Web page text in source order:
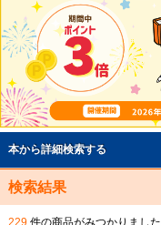
本から詳細検索する
検索結果
229件の商品がみつかりました